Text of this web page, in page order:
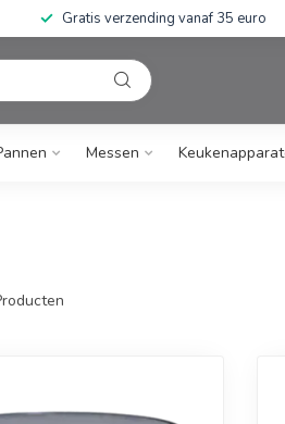
Gratis verzending vanaf 35 euro
Messen